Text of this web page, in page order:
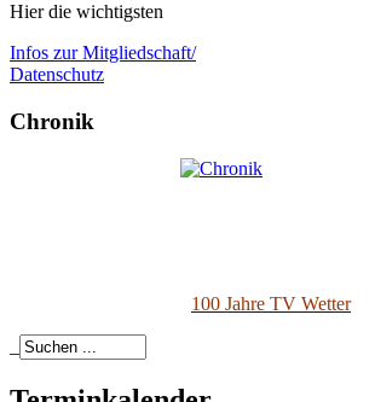
Hier die wichtigsten
Infos zur Mitgliedschaft/
Datenschutz
Chronik
100 Jahre TV Wetter